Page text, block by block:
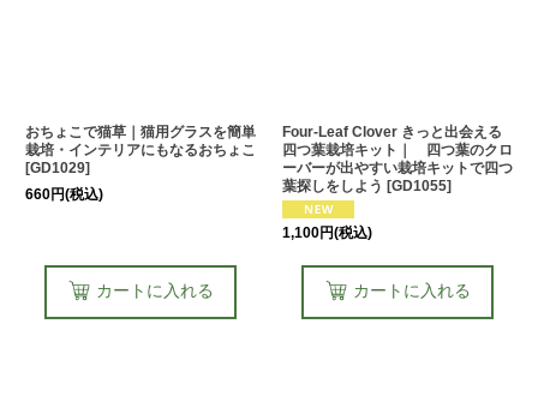
おちょこで猫草｜猫用グラスを簡単
栽培・インテリアにもなるおちょこ
[GD1029]
660円(税込)
カートに入れる
Four-Leaf Clover きっと出会える
四つ葉栽培キット｜ 四つ葉のクロ
ーバーが出やすい栽培キットで四つ
葉探しをしよう [GD1055]
1,100円(税込)
カートに入れる